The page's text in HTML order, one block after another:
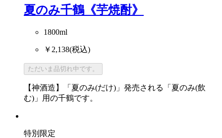
夏のみ千鶴《芋焼酎》
1800ml
￥2,138(税込)
ただいま品切れ中です。
【神酒造】「夏のみ(だけ)」発売される「夏のみ(飲
む)」用の千鶴です。
特別限定